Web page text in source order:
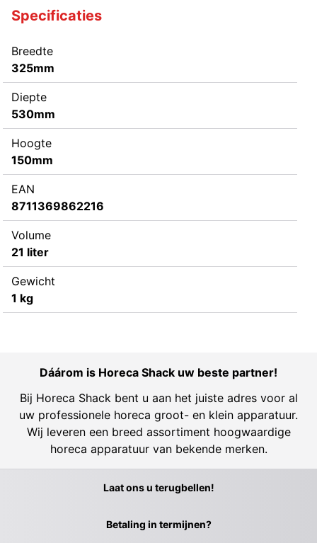
Specificaties
Breedte
325mm
Diepte
530mm
Hoogte
150mm
EAN
8711369862216
Volume
21 liter
Gewicht
1 kg
Dáárom is Horeca Shack uw beste partner!
Bij Horeca Shack bent u aan het juiste adres voor al
uw professionele horeca groot- en klein apparatuur.
Wij leveren een breed assortiment hoogwaardige
horeca apparatuur van bekende merken.
Laat ons u terugbellen!
Betaling in termijnen?